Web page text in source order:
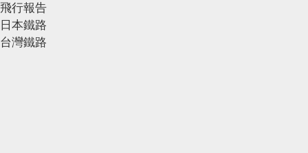
飛行報告
日本鐵路
台灣鐵路